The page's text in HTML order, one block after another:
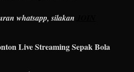
whatsapp, silakan
Live Streaming Sepak Bola